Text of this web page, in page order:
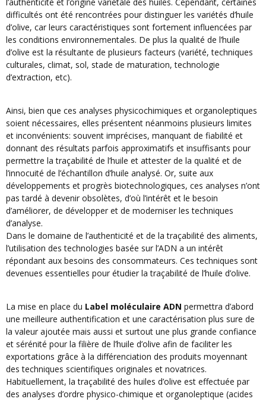
difficultés ont été rencontrées pour distinguer les variétés d’huile
d’olive, car leurs caractéristiques sont fortement influencées par
les conditions environnementales. De plus la qualité de l’huile
d’olive est la résultante de plusieurs facteurs (variété, techniques
culturales, climat, sol, stade de maturation, technologie
d’extraction, etc).
Ainsi, bien que ces analyses physicochimiques et organoleptiques
soient nécessaires, elles présentent néanmoins plusieurs limites
et inconvénients: souvent imprécises, manquant de fiabilité et
donnant des résultats parfois approximatifs et insuffisants pour
permettre la traçabilité de l’huile et attester de la qualité et de
l’innocuité de l’échantillon d’huile analysé. Or, suite aux
développements et progrès biotechnologiques, ces analyses n’ont
pas tardé à devenir obsolètes, d’où l’intérêt et le besoin
d’améliorer, de développer et de moderniser les techniques
d’analyse.
Dans le domaine de l’authenticité et de la traçabilité des aliments,
l’utilisation des technologies basée sur l’ADN a un intérêt
répondant aux besoins des consommateurs. Ces techniques sont
devenues essentielles pour étudier la traçabilité de l’huile d’olive.
La mise en place du Label moléculaire ADN permettra d’abord
une meilleure authentification et une caractérisation plus sure de
la valeur ajoutée mais aussi et surtout une plus grande confiance
et sérénité pour la filière de l’huile d’olive afin de faciliter les
exportations grâce à la différenciation des produits moyennant
des techniques scientifiques originales et novatrices.
Habituellement, la traçabilité des huiles d’olive est effectuée par
des analyses d’ordre physico-chimique et organoleptique (acides